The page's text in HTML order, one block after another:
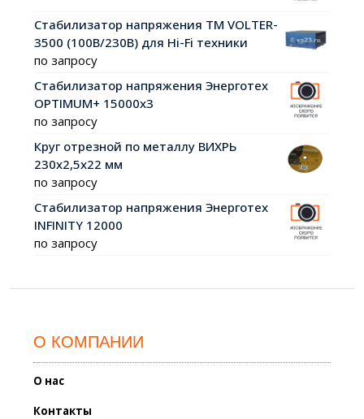
Стабилизатор напряжения ТМ VOLTER-
3500 (100В/230В) для Hi-Fi техники
по запросу
Стабилизатор напряжения Энерготех
OPTIMUM+ 15000х3
по запросу
Круг отрезной по металлу ВИХРЬ
230х2,5х22 мм
по запросу
Стабилизатор напряжения Энерготех
INFINITY 12000
по запросу
О КОМПАНИИ
О нас
Контакты